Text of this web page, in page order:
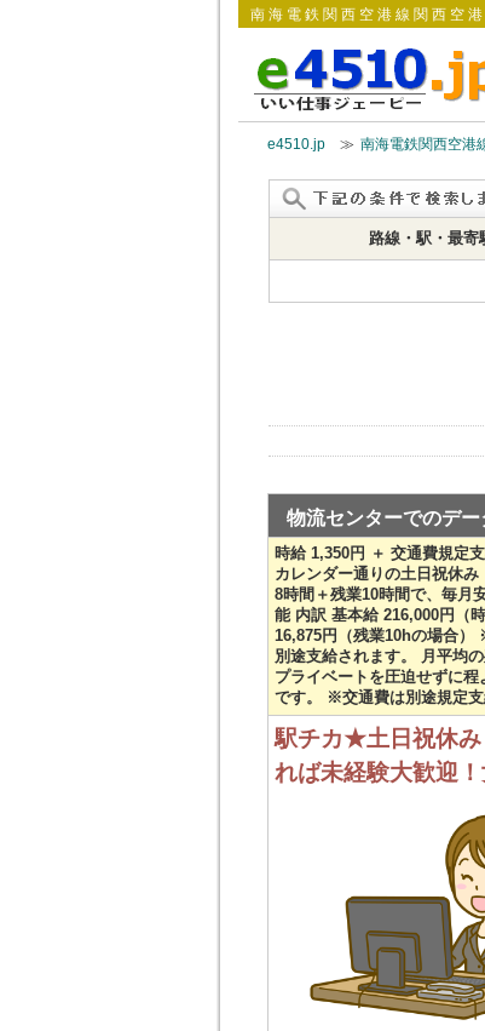
南海電鉄関西空港線関西空
e4510.jp≫ 南海電鉄関西空港
路線・駅・最寄
物流センターでのデ
時給 1,350円 ＋ 交通費規定
カレンダー通りの土日祝休
8時間＋残業10時間で、毎月
能 内訳 基本給 216,000円（
16,875円（残業10hの場合
別途支給されます。 月平均
プライベートを圧迫せずに
です。 ※交通費は別途規定支
駅チカ★土日祝休み
れば未経験大歓迎